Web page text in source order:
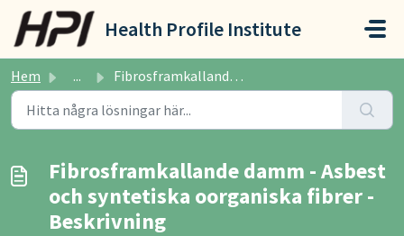
Hoppa över till huvudinnehåll
Health Profile Institute
Hem ... Fibrosframkallande damm - Asbest och syntetiska oorganisk...
Fibrosframkallande damm - Asbest
och syntetiska oorganiska fibrer -
Beskrivning